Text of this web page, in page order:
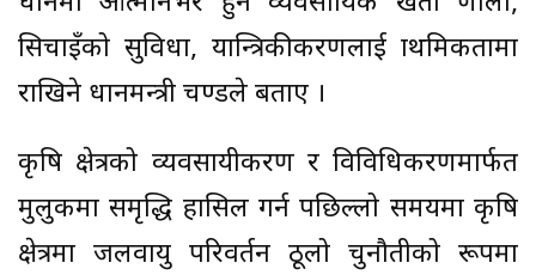
सिचाइँको सुविधा, यान्त्रिकीकरणलाई प्राथमिकतामा
राखिने प्रधानमन्त्री प्रचण्डले बताए ।
कृषि क्षेत्रको व्यवसायीकरण र विविधिकरणमार्फत
मुलुकमा समृद्धि हासिल गर्न पछिल्लो समयमा कृषि
क्षेत्रमा जलवायु परिवर्तन ठूलो चुनौतीको रूपमा